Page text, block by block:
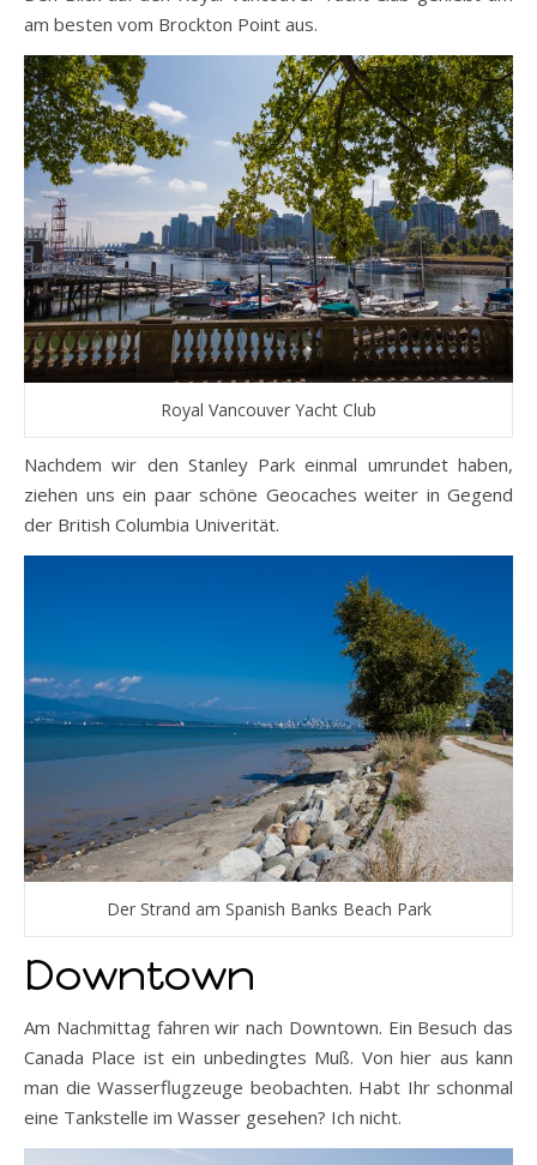
am besten vom Brockton Point aus.
Royal Vancouver Yacht Club
Nachdem wir den Stanley Park einmal umrundet haben,
ziehen uns ein paar schöne Geocaches weiter in Gegend
der British Columbia Univerität.
Der Strand am Spanish Banks Beach Park
Downtown
Am Nachmittag fahren wir nach Downtown. Ein Besuch das
Canada Place ist ein unbedingtes Muß. Von hier aus kann
man die Wasserflugzeuge beobachten. Habt Ihr schonmal
eine Tankstelle im Wasser gesehen? Ich nicht.